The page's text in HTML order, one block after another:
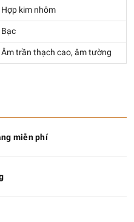
Hợp kim nhôm
Bạc
Âm trần thạch cao, âm tường
miễn phí